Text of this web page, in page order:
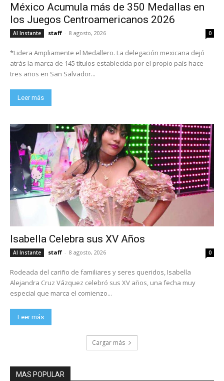
México Acumula más de 350 Medallas en
los Juegos Centroamericanos 2026
Al Instante staff - 8 agosto, 2026 0
*Lidera Ampliamente el Medallero. La delegación mexicana dejó
atrás la marca de 145 títulos establecida por el propio país hace
tres años en San Salvador...
Leer más
Isabella Celebra sus XV Años
Al Instante staff - 8 agosto, 2026 0
Rodeada del cariño de familiares y seres queridos, Isabella
Alejandra Cruz Vázquez celebró sus XV años, una fecha muy
especial que marca el comienzo...
Leer más
Cargar más
MAS POPULAR